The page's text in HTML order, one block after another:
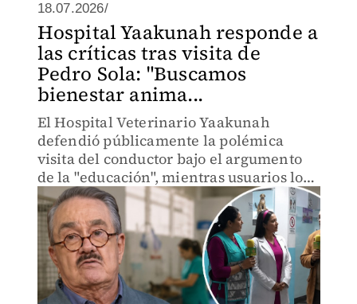
18.07.2026/
Hospital Yaakunah responde a
las críticas tras visita de
Pedro Sola: "Buscamos
bienestar anima...
El Hospital Veterinario Yaakunah
defendió públicamente la polémica
visita del conductor bajo el argumento
de la "educación", mientras usuarios los
tachan de hipócritas y de prestarse a un
circo mediático.